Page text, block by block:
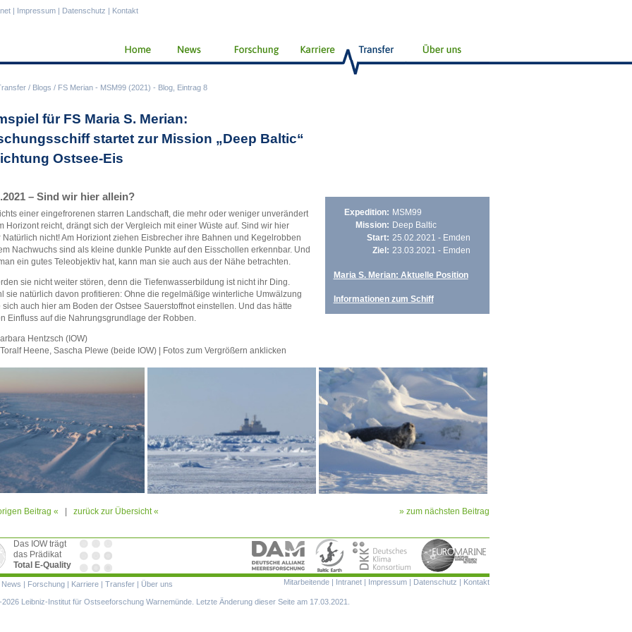
/ Blogs / FS Merian - MSM99 (2021) - Blog, Eintrag 8
| Impressum | Datenschutz | Kontakt
für FS Maria S. Merian:
startet zur Mission „Deep Baltic“
Ostsee-Eis
– Sind wir hier allein?
einer eingefrorenen starren Landschaft, die mehr oder weniger unverändert
Horizont reicht, drängt sich der Vergleich mit einer Wüste auf. Sind wir hier
Natürlich nicht! Am Horiziont ziehen Eisbrecher ihre Bahnen und Kegelrobben
Nachwuchs sind als kleine dunkle Punkte auf den Eisschollen erkennbar. Und
ein gutes Teleobjektiv hat, kann man sie auch aus der Nähe betrachten.
sie nicht weiter stören, denn die Tiefenwasserbildung ist nicht ihr Ding.
sie natürlich davon profitieren: Ohne die regelmäßige winterliche Umwälzung
sich auch hier am Boden der Ostsee Sauerstoffnot einstellen. Und das hätte
Einfluss auf die Nahrungsgrundlage der Robben.
Hentzsch (IOW)
Heene, Sascha Plewe (beide IOW) | Fotos zum Vergrößern anklicken
Expedition: MSM99
Mission: Deep Baltic
Start: 25.02.2021 - Emden
Ziel: 23.03.2021 - Emden
Maria S. Merian: Aktuelle Position
Informationen zum Schiff
Beitrag « zurück zur Übersicht « » zum nächsten Beitrag
Das IOW trägt
das Prädikat
Total E-Quality
Navigation
Mitarbeitende | Intranet | Impressum | Datenschutz | Kontakt
News | Forschung | Karriere | Transfer | Über uns
Leibniz-Institut für Ostseeforschung Warnemünde. Letzte Änderung dieser Seite am 17.03.2021.